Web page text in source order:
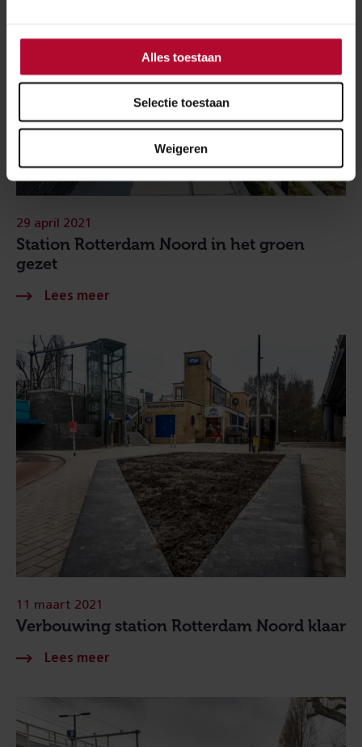
Alles toestaan
Selectie toestaan
Weigeren
Station Rotterdam Noord in het groen
gezet
29 april 2021
Verbouwing station Rotterdam Noord klaar
11 maart 2021